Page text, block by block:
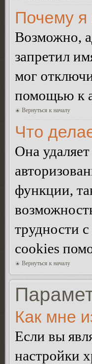
Почему я
Возможно,
запретил
мог
помощью к
Вернуться к началу
Что
Она
функции,
трудности
cookies
Вернуться к началу
Как мне
Если вы
настройки